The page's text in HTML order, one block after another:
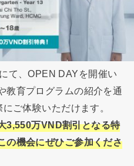
て、OPEN DAYを開催い
教育プログラムの紹介を通
ご体験いただけます。
3,550万VND割引となる特
の機会にぜひご参加くださ